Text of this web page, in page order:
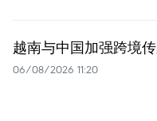
越南与中国加强跨境
06/08/2026 11:20